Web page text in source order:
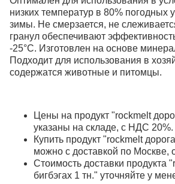
низких температур в 80% погодных
зимы. Не смерзается, не
гранул обеспечивают
-25°С. Изготовлен на основе
Подходит для использования в
содержатся животные и питомцы.
Цены на продукт "rockmelt
указаны на складе, с НДС 20%.
Купить продукт "rockmelt
можно с доставкой по Москве,
Стоимость доставки продукта
бигбэгах 1 тн." уточняйте у